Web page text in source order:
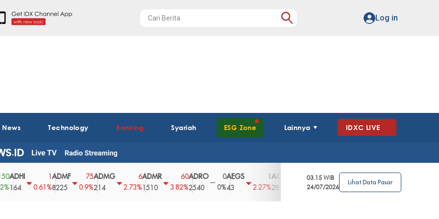
Log in
Technology Banking Syariah ESG Zone Lainnya IDXC LIVE
0.61%
ADMF
8225
75
0.9%
ADMG
214
2.73%
ADMR
1510
60
3.82%
ADRO
2540
0
0%
AEGS
2.27% 2850
3.39%
AGRO
148
4
2.63%
0%
03.15 WIB
24/07/2026
Lihat Data Pasar